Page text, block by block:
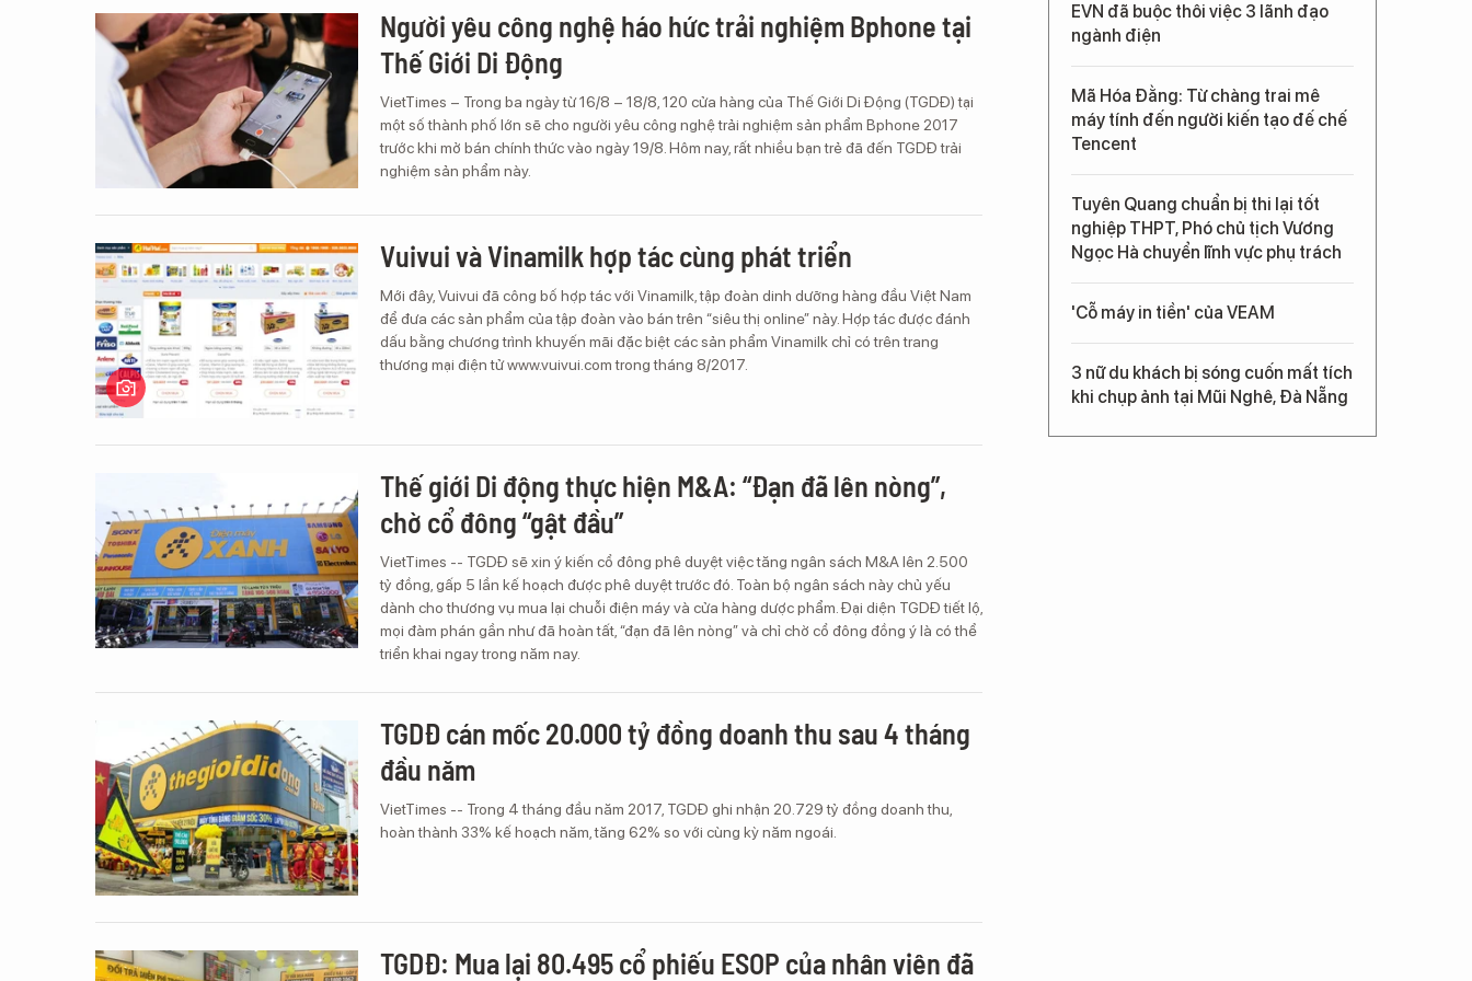
Người yêu công nghệ háo hức trải nghiệm Bphone tại
Thế Giới Di Động
VietTimes – Trong ba ngày từ 16/8 – 18/8, 120 cửa hàng của Thế Giới Di Động (TGDĐ) tại
một số thành phố lớn sẽ cho người yêu công nghệ trải nghiệm sản phẩm Bphone 2017
trước khi mở bán chính thức vào ngày 19/8. Hôm nay, rất nhiều bạn trẻ đã đến TGDĐ trải
nghiệm sản phẩm này.
Vuivui và Vinamilk hợp tác cùng phát triển
Mới đây, Vuivui đã công bố hợp tác với Vinamilk, tập đoàn dinh dưỡng hàng đầu Việt Nam
để đưa các sản phẩm của tập đoàn vào bán trên “siêu thị online” này. Hợp tác được đánh
dấu bằng chương trình khuyến mãi đặc biệt các sản phẩm Vinamilk chỉ có trên trang
thương mại điện tử www.vuivui.com trong tháng 8/2017.
Thế giới Di động thực hiện M&A: “Đạn đã lên nòng”,
chờ cổ đông “gật đầu”
VietTimes -- TGDĐ sẽ xin ý kiến cổ đông phê duyệt việc tăng ngân sách M&A lên 2.500
tỷ đồng, gấp 5 lần kế hoạch được phê duyệt trước đó. Toàn bộ ngân sách này chủ yếu
dành cho thương vụ mua lại chuỗi điện máy và cửa hàng dược phẩm. Đại diện TGDĐ tiết lộ,
mọi đàm phán gần như đã hoàn tất, “đạn đã lên nòng” và chỉ chờ cổ đông đồng ý là có thể
triển khai ngay trong năm nay.
TGDĐ cán mốc 20.000 tỷ đồng doanh thu sau 4 tháng
đầu năm
VietTimes -- Trong 4 tháng đầu năm 2017, TGDĐ ghi nhận 20.729 tỷ đồng doanh thu,
hoàn thành 33% kế hoạch năm, tăng 62% so với cùng kỳ năm ngoái.
TGDĐ: Mua lại 80.495 cổ phiếu ESOP của nhân viên đã
EVN đã buộc thôi việc 3 lãnh đạo
ngành điện
Mã Hóa Đằng: Từ chàng trai mê
máy tính đến người kiến tạo đế chế
Tencent
Tuyên Quang chuẩn bị thi lại tốt
nghiệp THPT, Phó chủ tịch Vương
Ngọc Hà chuyển lĩnh vực phụ trách
'Cỗ máy in tiền' của VEAM
3 nữ du khách bị sóng cuốn mất tích
khi chụp ảnh tại Mũi Nghê, Đà Nẵng